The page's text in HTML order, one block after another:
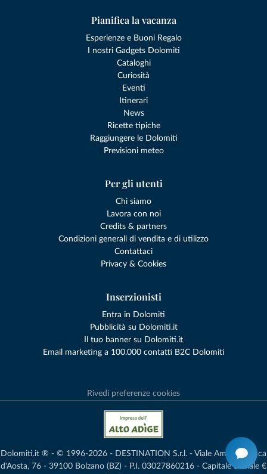
Pianifica la vacanza
Esperienze e Buoni Regalo
I nostri Gadgets Dolomiti
Cataloghi
Curiosità
Eventi
Itinerari
News
Ricette tipiche
Raggiungere le Dolomiti
Previsioni meteo
Per gli utenti
Chi siamo
Lavora con noi
Credits & partners
Condizioni generali di vendita e di utilizzo
Contattaci
Privacy & Cookies
Inserzionisti
Entra in Dolomiti
Pubblicità su Dolomiti.it
Il tuo banner su Dolomiti.it
Email marketing a 100.000 contatti B2C Dolomiti
Rivedi preferenze cookies
Dolomiti.it ® - © 1996-2026 - DESTINATION S.r.l. - Viale Amedeo Duca
d'Aosta, 76 - 39100 Bolzano (BZ) - P.I. 03027860216 - Capitale Sociale €